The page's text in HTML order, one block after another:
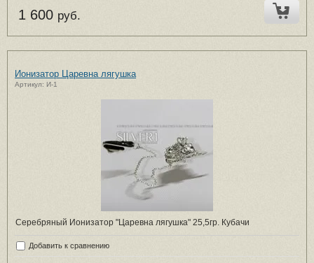
1 600 руб.
Ионизатор Царевна лягушка
Артикул: И-1
Серебряный Ионизатор "Царевна лягушка" 25,5гр. Кубачи
Добавить к сравнению